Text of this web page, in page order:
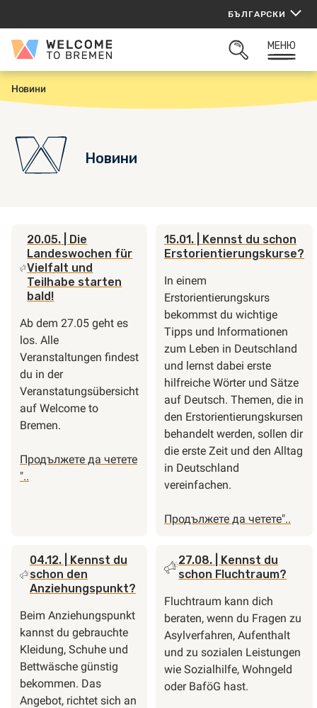
съдържанието
БЪЛГАРСКИ
Welcome
ОТВОРИ
МЕНЮ
Н
а
л
Новини
Новини
20.05. | Die
Landeswochen für
Vielfalt und
Teilhabe starten
bald!
Ab dem 27.05 geht es
los. Alle
Veranstaltungen findest
du in der
Veranstatungsübersicht
auf Welcome to
Bremen.
Продължете да четете
"Die
Teilhabe
starten
bald!
"..
15.01. | Kennst du schon
Erstorientierungskurse?
In einem
Erstorientierungskurs
bekommst du wichtige
Tipps und Informationen
zum Leben in Deutschland
und lernst dabei erste
hilfreiche Wörter und Sätze
auf Deutsch. Themen, die in
den Erstorientierungskursen
behandelt werden, sollen dir
die erste Zeit und den Alltag
in Deutschland
vereinfachen.
Продължете да четете"..
04.12.| Kennst du
schon den
Anziehungspunkt?
Beim Anziehungspunkt
kannst du gebrauchte
Kleidung, Schuhe und
Bettwäsche günstig
bekommen. Das
Angebot, richtet sich an
27.08. | Kennst du
schon Fluchtraum?
Fluchtraum kann dich
beraten, wenn du Fragen zu
Asylverfahren, Aufenthalt
und zu sozialen Leistungen
wie Sozialhilfe, Wohngeld
oder BaföG hast.